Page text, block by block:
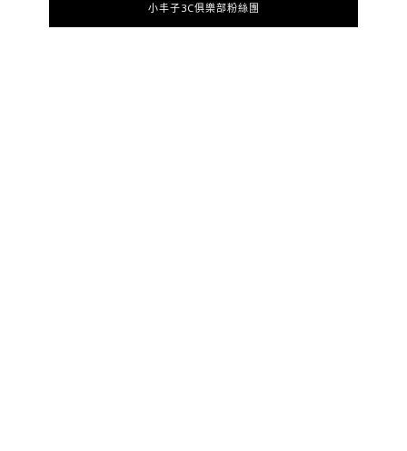
小丰子3C俱樂部粉絲團